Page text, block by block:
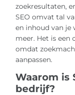
zoekresultaten,
SEO omvat tal
en inhoud van je
meer. Het is
omdat
aanpassen.
Waarom is
bedrijf?